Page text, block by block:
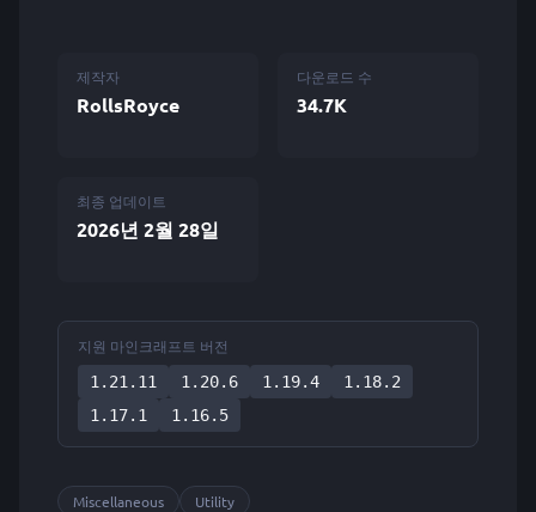
제작자
RollsRoyce
다운로드 수
34.7K
최종 업데이트
2026년 2월 28일
지원 마인크래프트 버전
1.21.11
1.20.6 1.19.4
1.18.2
1.17.1
1.16.5
Miscellaneous Utility